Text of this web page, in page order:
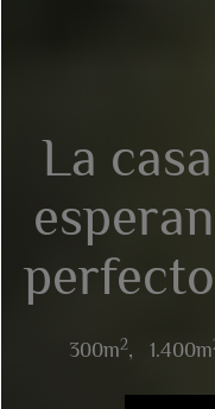
La
300m2, 1.400m